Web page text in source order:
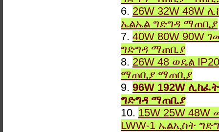
6. 26W 32W 48W
ኤልኤል ግድግዳ ማጠቢያ
7. 40W 80W 90W
ግድግዳ ማጠቢያ
8. 26W 48 ወዴል
ማጠቢያ ማጠቢያ
9. 96W 192W
ግድግዳ ማጠቢያ
10. 15W 25W
LWW-1 ኤልኢስት